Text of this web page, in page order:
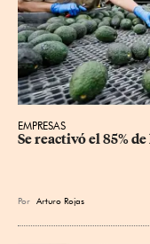
EMPRESAS
Se reactivó el 85%
Por Arturo Rojas